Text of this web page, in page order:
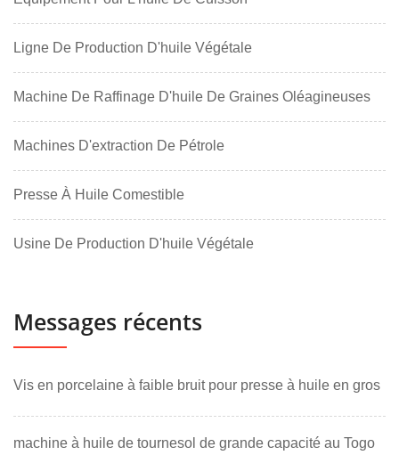
Ligne De Production D'huile Végétale
Machine De Raffinage D'huile De Graines Oléagineuses
Machines D'extraction De Pétrole
Presse À Huile Comestible
Usine De Production D'huile Végétale
Messages récents
Vis en porcelaine à faible bruit pour presse à huile en gros
machine à huile de tournesol de grande capacité au Togo